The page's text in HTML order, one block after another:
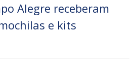
Alegre receberam
e kits